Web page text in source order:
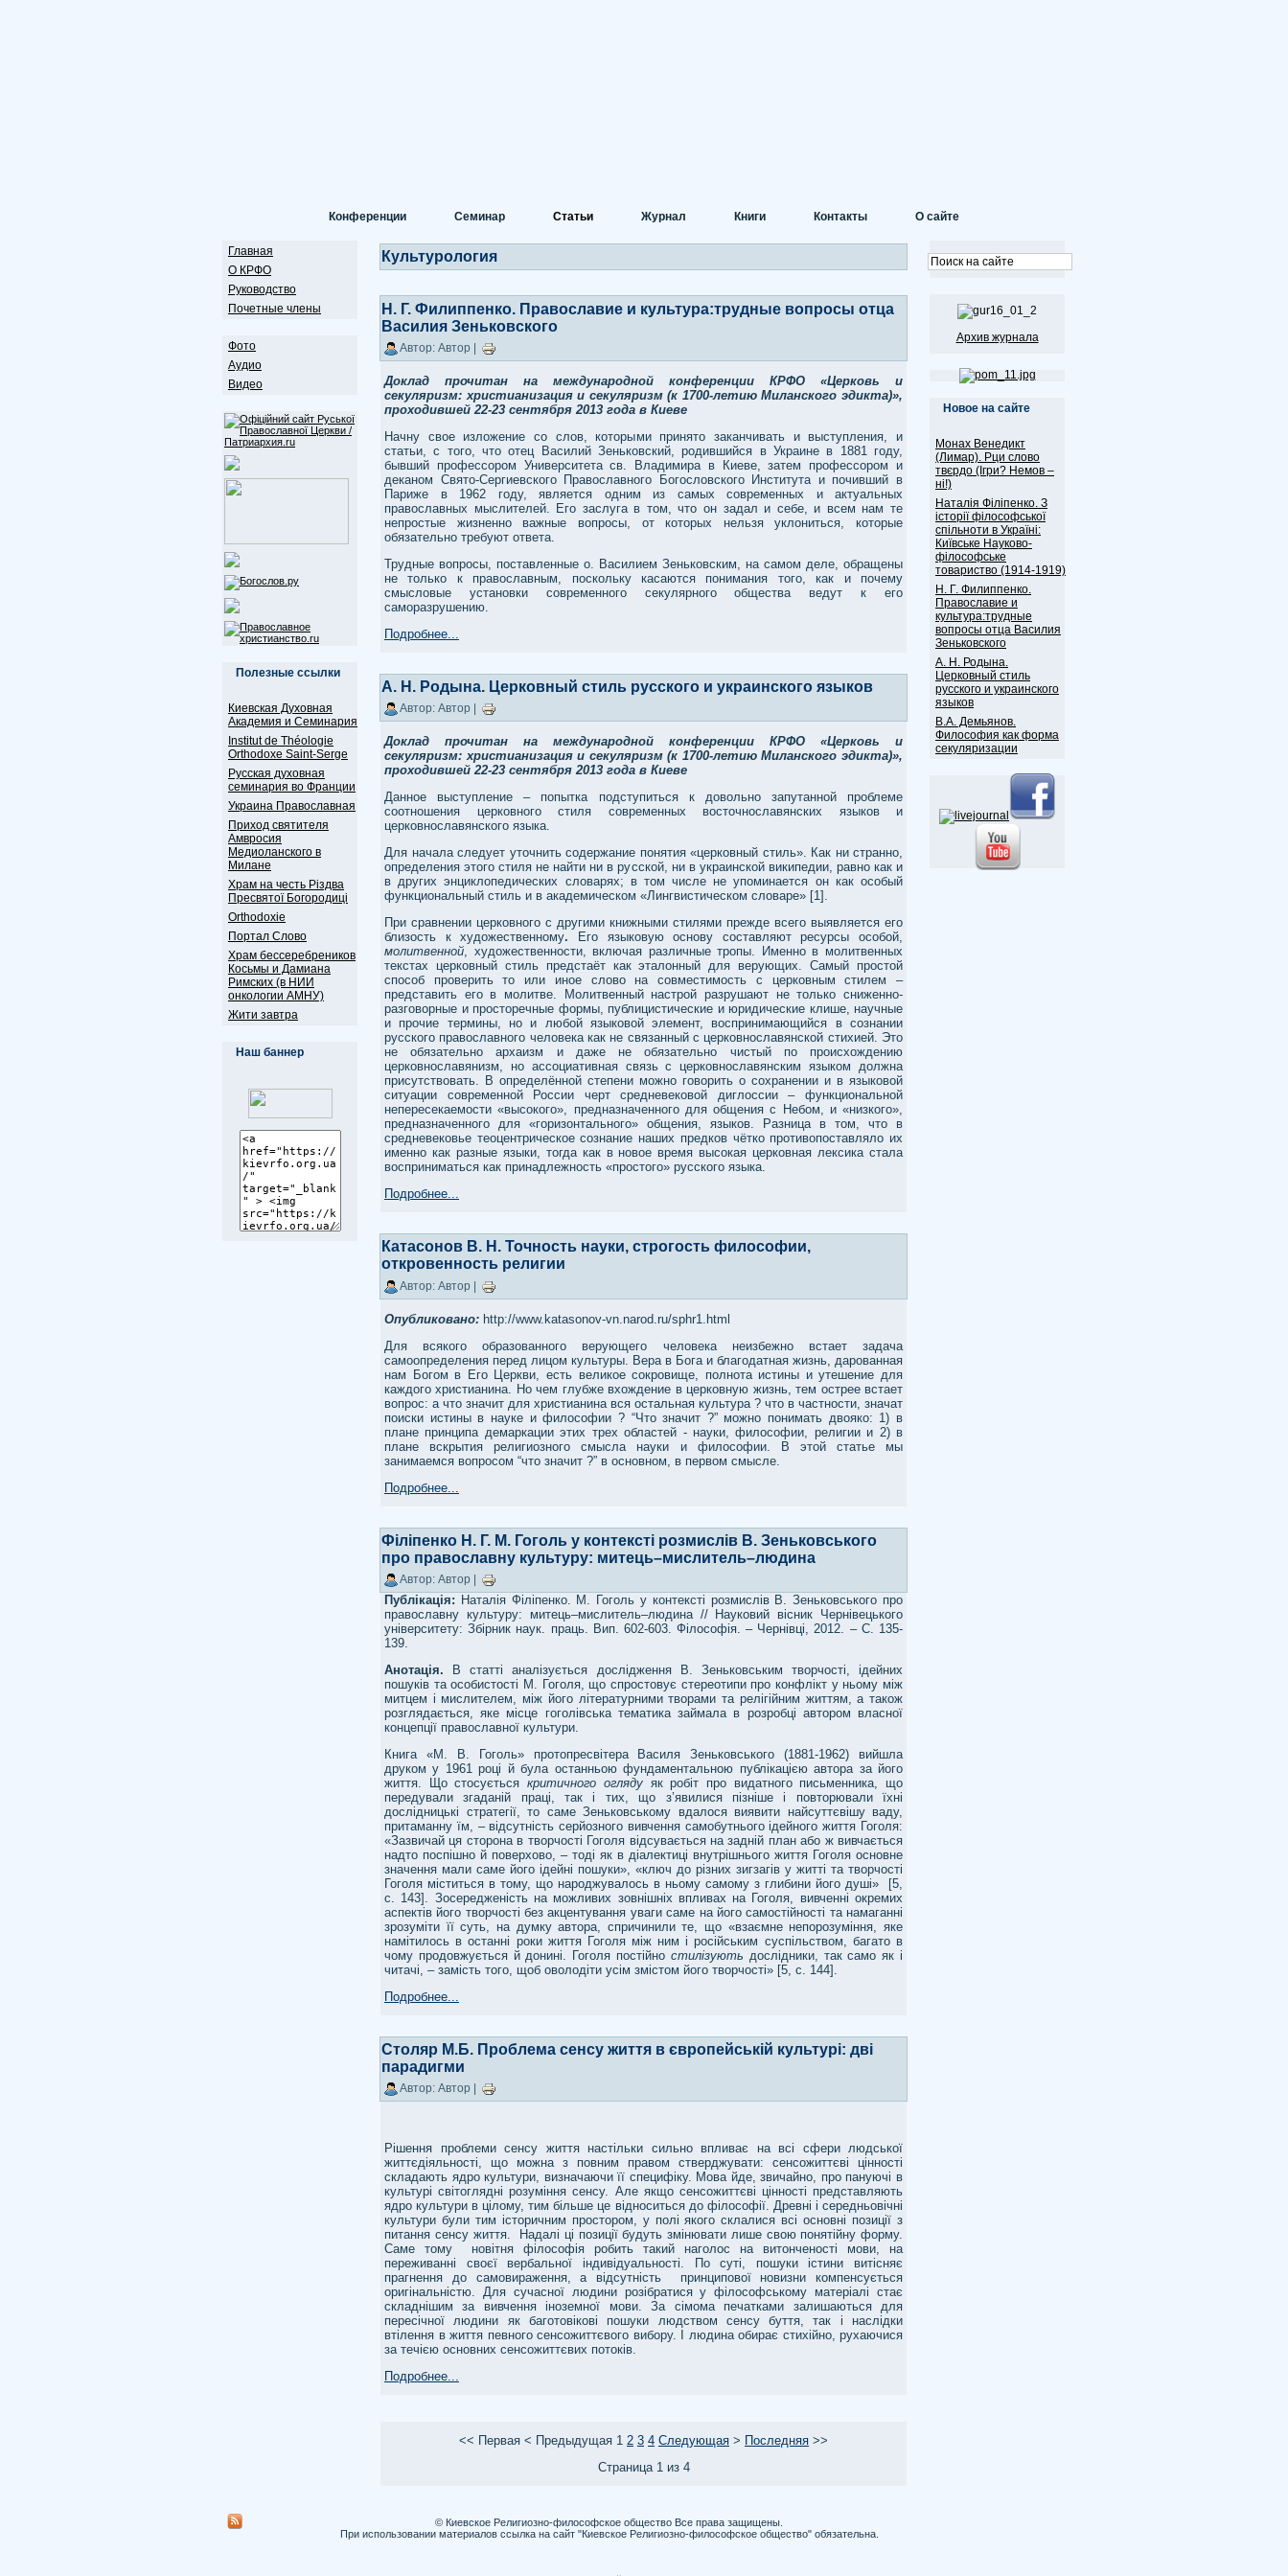
Конференции Семинар Статьи Журнал Книги Контакты О сайте
Главная
О КРФО
Руководство
Почетные члены
Фото
Аудио
Видео
Полезные ссылки
Киевская Духовная
Академия и Семинария
Institut de Théologie
Orthodoxe Saint-Serge
Русская духовная
семинария во Франции
Украина Православная
Приход святителя
Амвросия
Медиоланского в
Милане
Храм на честь Різдва
Пресвятої Богородиці
Оrthodoxie
Портал Слово
Храм бессеребреников
Косьмы и Дамиана
Римских (в НИИ
онкологии АМНУ)
Жити завтра
Наш баннер
Культурология
Н. Г. Филиппенко. Православие и культура:трудные вопросы отца
Василия Зеньковского
Автор: Автор |
Доклад прочитан на международной конференции КРФО «Церковь и
секуляризм: христианизация и секуляризм (к 1700-летию Миланского эдикта)»,
проходившей 22-23 сентября 2013 года в Киеве
Начну свое изложение со слов, которыми принято заканчивать и выступления, и
статьи, с того, что отец Василий Зеньковский, родившийся в Украине в 1881 году,
бывший профессором Университета св. Владимира в Киеве, затем профессором и
деканом Свято-Сергиевского Православного Богословского Института и почивший в
Париже в 1962 году, является одним из самых современных и актуальных
православных мыслителей. Его заслуга в том, что он задал и себе, и всем нам те
непростые жизненно важные вопросы, от которых нельзя уклониться, которые
обязательно требуют ответа.
Трудные вопросы, поставленные о. Василием Зеньковским, на самом деле, обращены
не только к православным, поскольку касаются понимания того, как и почему
смысловые установки современного секулярного общества ведут к его
саморазрушению.
Подробнее...
А. Н. Родына. Церковный стиль русского и украинского языков
Автор: Автор |
Доклад прочитан на международной конференции КРФО «Церковь и
секуляризм: христианизация и секуляризм (к 1700-летию Миланского эдикта)»,
проходившей 22-23 сентября 2013 года в Киеве
Данное выступление – попытка подступиться к довольно запутанной проблеме
соотношения церковного стиля современных восточнославянских языков и
церковнославянского языка.
Для начала следует уточнить содержание понятия «церковный стиль». Как ни странно,
определения этого стиля не найти ни в русской, ни в украинской википедии, равно как и
в других энциклопедических словарях; в том числе не упоминается он как особый
функциональный стиль и в академическом «Лингвистическом словаре» [1].
При сравнении церковного с другими книжными стилями прежде всего выявляется его
близость к художественному. Его
языковую основу составляют ресурсы особой,
молитвенной, художественности, включая различные тропы. Именно в молитвенных
текстах церковный стиль предстаёт как эталонный для верующих. Самый простой
способ проверить то или иное слово на совместимость с церковным стилем –
представить его в молитве. Молитвенный настрой разрушают не только сниженно-
разговорные и просторечные формы, публицистические и юридические клише, научные
и прочие термины, но и любой языковой элемент, воспринимающийся в сознании
русского православного человека как не связанный с церковнославянской стихией. Это
не обязательно архаизм и даже не обязательно чистый по происхождению
церковнославянизм, но ассоциативная связь с церковнославянским языком должна
присутствовать. В определённой степени можно говорить о сохранении и в языковой
ситуации современной России черт средневековой диглоссии – функциональной
непересекаемости «высокого», предназначенного для общения с Небом, и «низкого»,
предназначенного для «горизонтального» общения, языков. Разница в том, что в
средневековье теоцентрическое сознание наших предков чётко противопоставляло их
именно как разные языки, тогда как в новое время высокая церковная лексика стала
восприниматься как принадлежность «простого» русского языка.
Подробнее...
Катасонов В. Н. Точность науки, строгость философии,
откровенность религии
Автор: Автор |
Опубликовано: http://www.katasonov-vn.narod.ru/sphr1.html
Для всякого образованного верующего человека неизбежно встает задача
самоопределения перед лицом культуры. Вера в Бога и благодатная жизнь, дарованная
нам Богом в Его Церкви, есть великое сокровище, полнота истины и утешение для
каждого христианина. Но чем глубже вхождение в церковную жизнь, тем острее встает
вопрос: а что значит для христианина вся остальная культура ? что в частности, значат
поиски истины в науке и философии ? “Что значит ?” можно понимать двояко: 1) в
плане принципа демаркации этих трех областей - науки, философии, религии и 2) в
плане вскрытия религиозного смысла науки и философии. В этой статье мы
занимаемся вопросом “что значит ?” в основном, в первом смысле.
Подробнее...
Філіпенко Н. Г. М. Гоголь у контексті розмислів В. Зеньковського
про православну культуру: митець–мислитель–людина
Автор: Автор |
Публікація: Наталія Філіпенко. М. Гоголь у контексті розмислів В. Зеньковського про
православну культуру: митець–мислитель–людина // Науковий вісник Чернівецького
університету: Збірник наук. праць. Вип. 602-603. Філософія. – Чернівці, 2012. – С. 135-
139.
Анотація.
В статті аналізується дослідження В. Зеньковським творчості, ідейних
пошуків та особистості М. Гоголя, що спростовує стереотипи про конфлікт у ньому між
митцем і мислителем, між його літературними творами та релігійним життям, а також
розглядається, яке місце гоголівська тематика займала в розробці автором власної
концепції православної культури.
Книга «М. В. Гоголь» протопресвітера Василя Зеньковського (1881-1962) вийшла
друком у 1961 році й була останньою фундаментальною публікацією автора за його
життя. Що стосуєтьсякритичного оглядуяк робіт про видатного письменника, що
передували згаданій праці, так і тих, що з’явилися пізніше і повторювали їхні
дослідницькі стратегії, то саме Зеньковському вдалося виявити найсуттєвішу ваду,
притаманну їм, – відсутність серйозного вивчення самобутнього ідейного життя Гоголя:
«Зазвичай ця сторона в творчості Гоголя відсувається на задній план або ж вивчається
надто поспішно й поверхово, – тоді як в діалектиці внутрішнього життя Гоголя основне
значення мали саме його ідейні пошуки», «ключ до різних зигзагів у житті та творчості
Гоголя міститься в тому, що народжувалось в ньому самому з глибини його душі» [5,
с. 143]. Зосередженість на можливих зовнішніх впливах на Гоголя, вивченні окремих
аспектів його творчості без акцентування уваги саме на його самостійності та намаганні
зрозуміти її суть, на думку автора, спричинили те, що «взаємне непорозуміння, яке
намітилось в останні роки життя Гоголя між ним і російським суспільством, багато в
чому продовжується й донині. Гоголя постійно стилізують дослідники, так само як і
читачі, – замість того, щоб оволодіти усім змістом його творчості» [5, с. 144].
Подробнее...
Столяр М.Б. Проблема сенсу життя в європейській культурі: дві
парадигми
Автор: Автор |
Рішення проблеми сенсу життя настільки сильно впливає на всі сфери людської
життєдіяльності, що можна з повним правом стверджувати: сенсожиттєві цінності
складають ядро культури, визначаючи її специфіку. Мова йде, звичайно, про пануючі в
культурі світоглядні розуміння сенсу. Але якщо сенсожиттєві цінності представляють
ядро культури в цілому, тим більше це відноситься до філософії. Древні і середньовічні
культури були тим історичним простором, у полі якого склалися всі основні позиції з
питання сенсу життя. Надалі ці позиції будуть змінювати лише свою понятійну форму.
Саме тому новітня філософія робить такий наголос на витонченості мови, на
переживанні своєї вербальної індивідуальності. По суті, пошуки істини витісняє
прагнення до самовираження, а відсутність принципової новизни компенсується
оригінальністю. Для сучасної людини розібратися у філософському матеріалі стає
складнішим за вивчення іноземної мови. За сімома печатками залишаються для
пересічної людини як баготовікові пошуки людством сенсу буття, так і наслідки
втілення в життя певного сенсожиттєвого вибору. І людина обирає стихійно, рухаючися
за течією основних сенсожиттєвих потоків.
Подробнее...
<< Первая < Предыдущая 1 2 3 4 Следующая > Последняя >>
Страница 1 из 4
Архив журнала
Новое на сайте
Монах Венедикт
(Лимар). Рци слово
твєрдо (Ігри? Немов –
ні!)
Наталія Філіпенко. З
історії філософської
спільноти в Україні:
Київське Науково-
філософське
товариство (1914-1919)
Н. Г. Филиппенко.
Православие и
культура:трудные
вопросы отца Василия
Зеньковского
А. Н. Родына.
Церковный стиль
русского и украинского
языков
В.А. Демьянов.
Философия как форма
секуляризации
© Киевское Религиозно-философское общество Все права защищены.
При использовании материалов ссылка на сайт "Киевское Религиозно-философское общество" обязательна.